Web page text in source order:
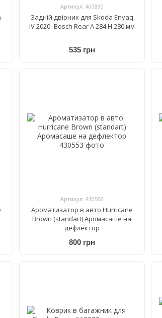
Артикул: 400890
Задній двірник для Skoda Enyaq
iV 2020- Bosch Rear A 284 H 280 мм
535 грн
Артикул: 430553
Ароматизатор в авто Hurricane
Brown (standart) Аромасаше на
дефлектор
800 грн